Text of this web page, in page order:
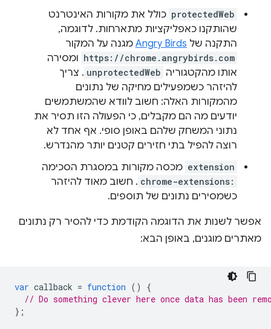
protectedWeb כולל את מקורות האינטרנט
שהותקנו כאפליקציות מתארחות. לדוגמה,
התקנה של Angry Birds מגנה על המקור
https://chrome.angrybirds.com ומסירה
אותו מהקטגוריה unprotectedWeb . צריך
להיזהר כשמפעילים מחיקה של נתונים
מהמקורות האלה: חשוב לוודא שהמשתמשים
יודעים מה הם מקבלים, כי הפעולה הזו תסיר את
נתוני המשחק שלהם באופן סופי. אף אחד לא
רוצה להפיל בתי חזירים קטנים יותר מהנדרש.
extension מכסה מקורות במסגרת הסכימה
chrome-extensions: . חשוב מאוד להיזהר
כשמסירים נתונים של תוספים.
אפשר לשנות את הדוגמה הקודמת כדי להסיר רק נתונים
מאתרים מוגנים, באופן הבא:
var callback = function ()
{
// Do something clever here once data has been
};